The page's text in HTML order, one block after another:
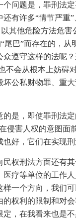
个问题是，罪刑法
有许多“情节严重
其他危险方法危
尾巴”而存在的，
众遵守这样的法呢
不会从根本上妨碍
坏公私财物罪、重
的是，即使罪刑法
侵害人权的意图
好，它们在实现
民权刑法方面还有
医疗等单位的工作
样一个方向，我们
的权利的限制和对
定，在我看来也是